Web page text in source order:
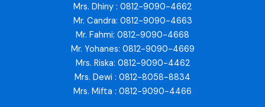
Mrs. Dhiny : 0812-9090-4662
Mr. Candra: 0812-9090-4663
Mr. Fahmi: 0812-9090-4668
Mr. Yohanes: 0812-9090-4669
Mrs. Riska: 0812-9090-4462
Mrs. Dewi : 0812-8058-8834
Mrs. Mifta : 0812-9090-4466